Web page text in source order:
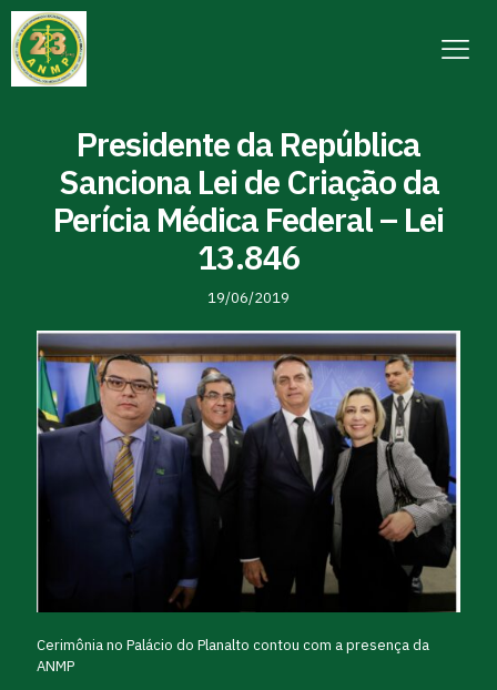
Presidente da República
Sanciona Lei de Criação da
Perícia Médica Federal – Lei
13.846
19/06/2019
Cerimônia no Palácio do Planalto contou com a presença da
ANMP